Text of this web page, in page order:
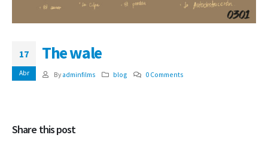
17
Abr
The wale
By adminfilms blog 0 Comments
Share this post